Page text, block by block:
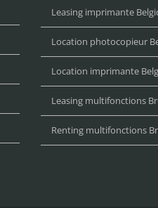
Leasing imprimante
Location photocopieur
Location imprimante
Leasing multifonctions
Renting multifonctions